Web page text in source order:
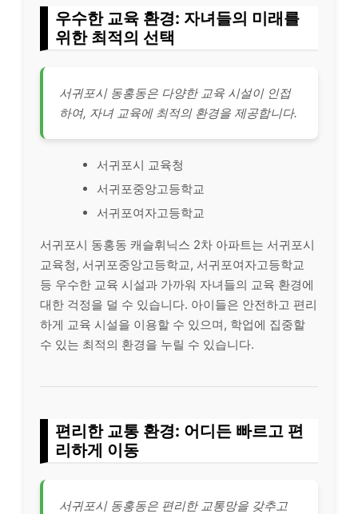
우수한 교육 환경: 자녀들의 미래를
위한 최적의 선택
서귀포시 동홍동은 다양한 교육 시설이 인접
하여, 자녀 교육에 최적의 환경을 제공합니다.
서귀포시 교육청
서귀포중앙고등학교
서귀포여자고등학교
서귀포시 동홍동 캐슬휘닉스 2차 아파트는 서귀포시
교육청, 서귀포중앙고등학교, 서귀포여자고등학교
등 우수한 교육 시설과 가까워 자녀들의 교육 환경에
대한 걱정을 덜 수 있습니다. 아이들은 안전하고 편리
하게 교육 시설을 이용할 수 있으며, 학업에 집중할
수 있는 최적의 환경을 누릴 수 있습니다.
편리한 교통 환경: 어디든 빠르고 편
리하게 이동
서귀포시 동홍동은 편리한 교통망을 갖추고